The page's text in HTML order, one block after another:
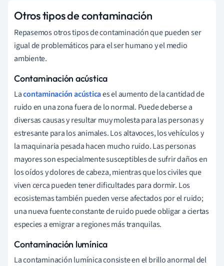
Otros tipos de contaminación
Repasemos otros tipos de contaminación que pueden ser
igual de problemáticos para el ser humano y el medio
ambiente.
Contaminación acústica
Lacontaminación acústicaes el aumento de la cantidad de
ruido en una zona fuera de lo normal. Puede deberse a
diversas causas y resultar muy molesta para las personas y
estresante para los animales. Los altavoces, los vehículos y
la maquinaria pesada hacen mucho ruido. Las personas
mayores son especialmente susceptibles de sufrir daños en
los oídos y dolores de cabeza, mientras que los civiles que
viven cerca pueden tener dificultades para dormir. Los
ecosistemas también pueden verse afectados por el ruido;
una nueva fuente constante de ruido puede obligar a ciertas
especies a emigrar a regiones más tranquilas.
Contaminación lumínica
La contaminación lumínica consiste en el brillo anormal del